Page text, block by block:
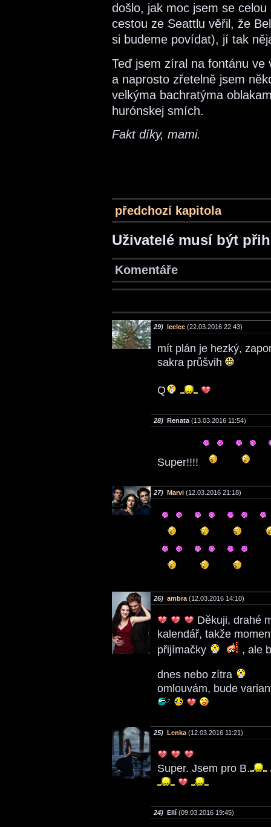
došlo, jak moc jsem se
cestou ze Seattlu věřil, že
si budeme povídat), jí tak
Teď jsem zíral na fontánu
a naprosto zřetelně jsem
velkýma bachratýma
hurónskej smích.
Fakt díky, mami.
předchozí kapitola
Uživatelé musí být
Komentáře
29) leelee (22.03.2016 22:43)
mít plán je hezký,
sakra průšvih
Q
28) Renata (13.03.2016 11:54)
Super!!!!
27) Marvi (12.03.2016 21:18)
26) ambra (12.03.2016 14:10)
Děkuji, drahé
kalendář, takže
přijímačky
, ale
dnes nebo zítra
omlouvám, bude
25) Lenka (12.03.2016 11:21)
Super. Jsem pro B.
24) Ellí (09.03.2016 19:45)